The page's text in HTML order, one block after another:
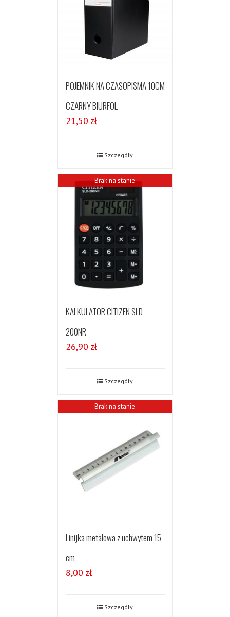
POJEMNIK NA CZASOPISMA 10CM
CZARNY BIURFOL
21,50 zł
Szczegóły
Brak na stanie
KALKULATOR CITIZEN SLD-
200NR
26,90 zł
Szczegóły
Brak na stanie
Linijka metalowa z uchwytem 15
cm
8,00 zł
Szczegóły